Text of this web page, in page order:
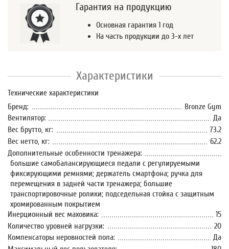
Гарантия на продукцию
Основная гарантия 1 год
На часть продукции до 3-х лет
Характеристики
Технические характеристики
Бренд:
Bronze Gym
Вентилятор:
Да
Вес брутто, кг:
73.2
Вес нетто, кг:
62.2
Дополнительные особенности тренажера:
большие самобалансирующиеся педали с регулируемыми
фиксирующими ремнями; держатель смартфона; ручка для
перемещения в задней части тренажера; большие
транспортировочные ролики; подседельная стойка с защитным
хромированным покрытием
Инерционный вес маховика:
15
Количество уровней нагрузки:
20
Компенсаторы неровностей пола:
Да